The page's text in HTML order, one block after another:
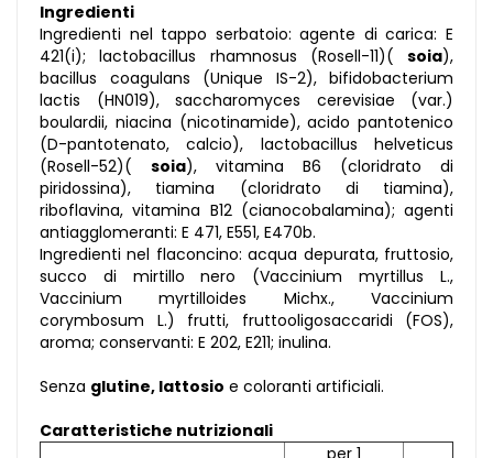
Ingredienti
Ingredienti nel tappo serbatoio: agente di carica: E
421(i); lactobacillus rhamnosus (Rosell-11)( soia),
bacillus coagulans (Unique IS-2), bifidobacterium
lactis (HN019), saccharomyces cerevisiae (var.)
boulardii, niacina (nicotinamide), acido pantotenico
(D-pantotenato, calcio), lactobacillus helveticus
(Rosell-52)( soia), vitamina B6 (cloridrato di
piridossina), tiamina (cloridrato di tiamina),
riboflavina, vitamina B12 (cianocobalamina); agenti
antiagglomeranti: E 471, E551, E470b.
Ingredienti nel flaconcino: acqua depurata, fruttosio,
succo di mirtillo nero (Vaccinium myrtillus L.,
Vaccinium myrtilloides Michx., Vaccinium
corymbosum L.) frutti, fruttooligosaccaridi (FOS),
aroma; conservanti: E 202, E211; inulina.
Senza glutine, lattosio e coloranti artificiali.
Caratteristiche nutrizionali